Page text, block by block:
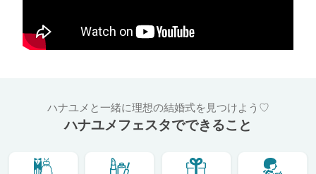
ハナユメと一緒に理想の結婚式を見つけよう♡
ハナユメフェスタでできること